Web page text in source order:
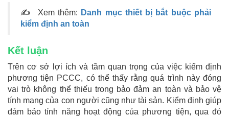
✍ Xem thêm: Danh mục thiết bị bắt buộc phải
kiểm định an toàn
Kết luận
Trên cơ sở lợi ích và tầm quan trọng của việc kiểm định
phương tiện PCCC, có thể thấy rằng quá trình này đóng
vai trò không thể thiếu trong bảo đảm an toàn và bảo vệ
tính mạng của con người cũng như tài sản. Kiểm định giúp
đảm bảo tính năng hoạt động của phương tiện, qua đó